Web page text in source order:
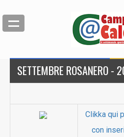
SETTEMBRE ROSANERO -
Clikka qui
con